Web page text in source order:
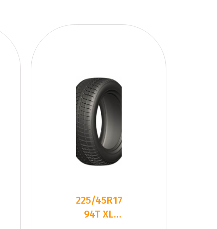
225/45R17
94T XL